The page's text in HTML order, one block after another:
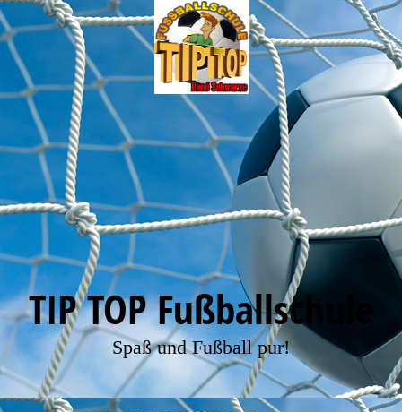
TIP TOP Fußballschule
Spaß und Fußball pur!